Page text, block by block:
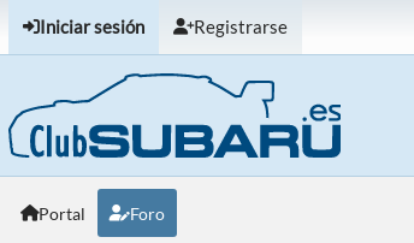
Iniciar sesión Registrarse
Portal Foro